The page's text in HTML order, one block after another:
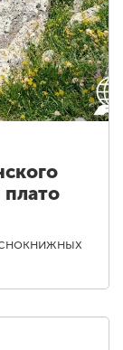
плато